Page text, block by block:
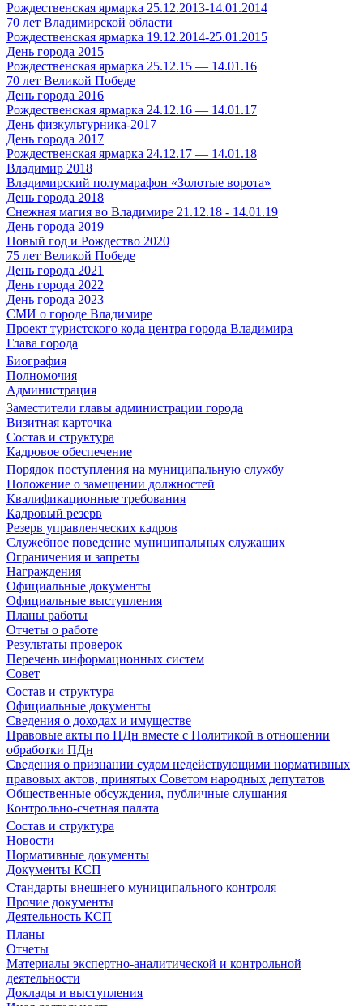
Рождественская ярмарка 25.12.2013-14.01.2014
70 лет Владимирской области
Рождественская ярмарка 19.12.2014-25.01.2015
День города 2015
Рождественская ярмарка 25.12.15 — 14.01.16
70 лет Великой Победе
День города 2016
Рождественская ярмарка 24.12.16 — 14.01.17
День физкультурника-2017
День города 2017
Рождественская ярмарка 24.12.17 — 14.01.18
Владимир 2018
Владимирский полумарафон «Золотые ворота»
День города 2018
Снежная магия во Владимире 21.12.18 - 14.01.19
День города 2019
Новый год и Рождество 2020
75 лет Великой Победе
День города 2021
День города 2022
День города 2023
СМИ о городе Владимире
Проект туристского кода центра города Владимира
Глава города
Биография
Полномочия
Администрация
Заместители главы администрации города
Визитная карточка
Состав и структура
Кадровое обеспечение
Порядок поступления на муниципальную службу
Положение о замещении должностей
Квалификационные требования
Кадровый резерв
Резерв управленческих кадров
Служебное поведение муниципальных служащих
Ограничения и запреты
Награждения
Официальные документы
Официальные выступления
Планы работы
Отчеты о работе
Результаты проверок
Перечень информационных систем
Совет
Состав и структура
Официальные документы
Сведения о доходах и имуществе
Правовые акты по ПДн вместе с Политикой в отношении
обработки ПДн
Сведения о признании судом недействующими нормативных
правовых актов, принятых Советом народных депутатов
Общественные обсуждения, публичные слушания
Контрольно-счетная палата
Состав и структура
Новости
Нормативные документы
Документы КСП
Стандарты внешнего муниципального контроля
Прочие документы
Деятельность КСП
Планы
Отчеты
Материалы экспертно-аналитической и контрольной
деятельности
Доклады и выступления